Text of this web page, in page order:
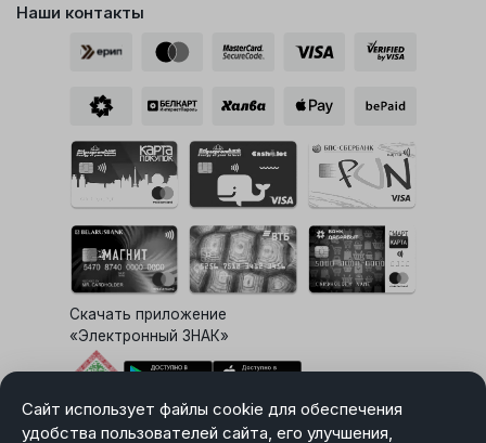
Сайт использует файлы cookie для обеспечения
удобства пользователей сайта, его улучшения,
Наши контакты
Скачать приложение
«Электронный ЗНАК»
Выбор настроек Cookie